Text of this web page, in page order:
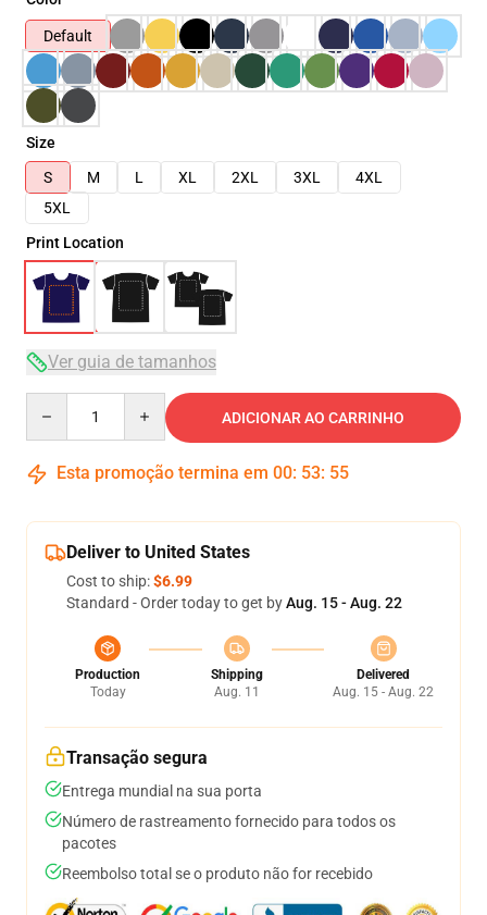
Default
Size
S
M L XL 2XL 3XL
4XL
5XL
Print Location
Ver guia de tamanhos
ADICIONAR AO CARRINHO
Esta promoção termina em 00: 53: 54
Deliver to United States
Cost to ship:$6.99
Standard - Order today to get byAug. 15 - Aug. 22
Production
Today
Shipping
Aug. 11
Delivered
Aug. 15 - Aug. 22
Transação segura
Entrega mundial na sua porta
Número de rastreamento fornecido para todos os
pacotes
Reembolso total se o produto não for recebido